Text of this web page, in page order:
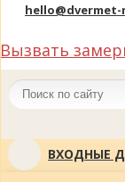
hello@dvermet-
Вызвать
ВХОДНЫЕ